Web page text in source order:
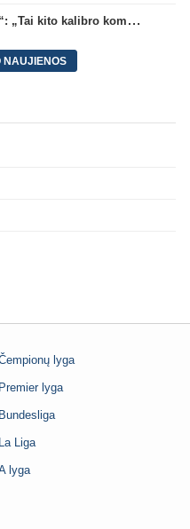
A. Skerla prieš dvikovą su „Hajduk“: „Tai kito kalibro komanda“
NAUJIENOS
lyga
Premier lyga
Bundesliga
La Liga
lyga